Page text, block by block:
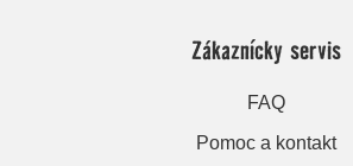
Zákaznícky servis
FAQ
Pomoc a kontakt